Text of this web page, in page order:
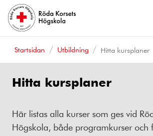
Startsidan Utbildning Hitta kursplaner
Hitta kursplaner
Här listas alla kurser som ges vid
Högskola, både programkurser och